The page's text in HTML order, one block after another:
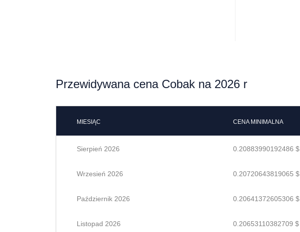
Przewidywana cena Cobak na 2026 r
MIESIĄC CENA MINIMALNA
Sierpień 2026 0.20883990192486 $
Wrzesień 2026 0.20720643819065 $
Październik 2026 0.20641372605306 $
Listopad 2026 0.20653110382709 $